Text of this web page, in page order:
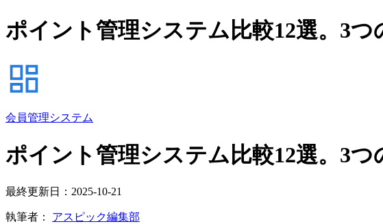
ポイント管理システム比較12選。3
会員管理システム
ポイント管理システム比較12選。3
最終更新日：2025-10-21
執筆者： アスピック編集部